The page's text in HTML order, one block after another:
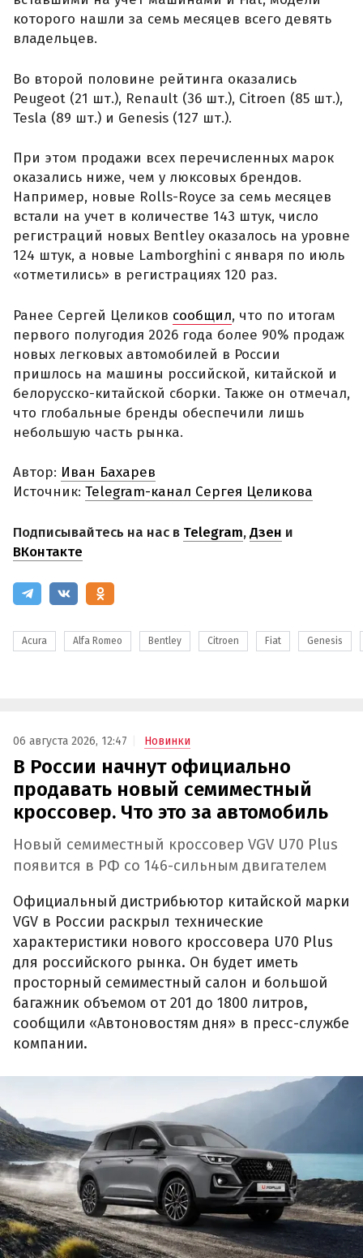
которого нашли за семь месяцев всего девять
владельцев.
Во второй половине рейтинга оказались
Peugeot (21 шт.), Renault (36 шт.), Citroen (85 шт.),
Tesla (89 шт.) и Genesis (127 шт.).
При этом продажи всех перечисленных марок
оказались ниже, чем у люксовых брендов.
Например, новые Rolls-Royce за семь месяцев
встали на учет в количестве 143 штук, число
регистраций новых Bentley оказалось на уровне
124 штук, а новые Lamborghini с января по июль
«отметились» в регистрациях 120 раз.
Ранее Сергей Целиков сообщил, что по итогам
первого полугодия 2026 года более 90% продаж
новых легковых автомобилей в России
пришлось на машины российской, китайской и
белорусско-китайской сборки. Также он отмечал,
что глобальные бренды обеспечили лишь
небольшую часть рынка.
Автор: Иван Бахарев
Источник: Telegram-канал Сергея Целикова
Подписывайтесь на нас в Telegram,Дзен и
ВКонтакте
Acura Alfa Romeo Bentley Citroen Fiat Genesis
06 августа 2026, 12:47 Новинки
В России начнут официально
продавать новый семиместный
кроссовер. Что это за автомобиль
Новый семиместный кроссовер VGV U70 Plus
появится в РФ со 146-сильным двигателем
Официальный дистрибьютор китайской марки
VGV в России раскрыл технические
характеристики нового кроссовера U70 Plus
для российского рынка. Он будет иметь
просторный семиместный салон и большой
багажник объемом от 201 до 1800 литров,
сообщили «Автоновостям дня» в пресс-службе
компании.